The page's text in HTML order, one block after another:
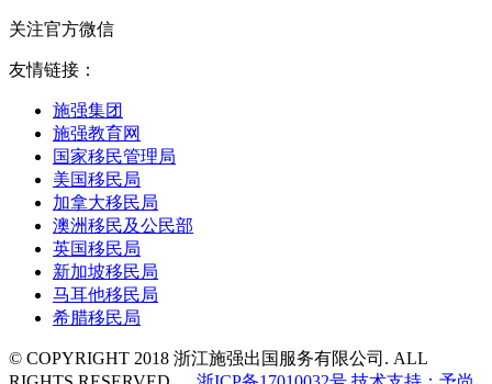
关注官方微信
友情链接：
施强集团
施强教育网
国家移民管理局
美国移民局
加拿大移民局
澳洲移民及公民部
英国移民局
新加坡移民局
马耳他移民局
希腊移民局
© COPYRIGHT 2018 浙江施强出国服务有限公司. ALL